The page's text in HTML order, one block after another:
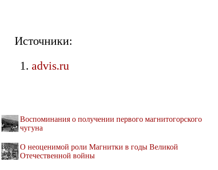
Источники:
advis.ru
Воспоминания о получении первого магнитогорского
чугуна
О неоценимой роли Магнитки в годы Великой
Отечественной войны